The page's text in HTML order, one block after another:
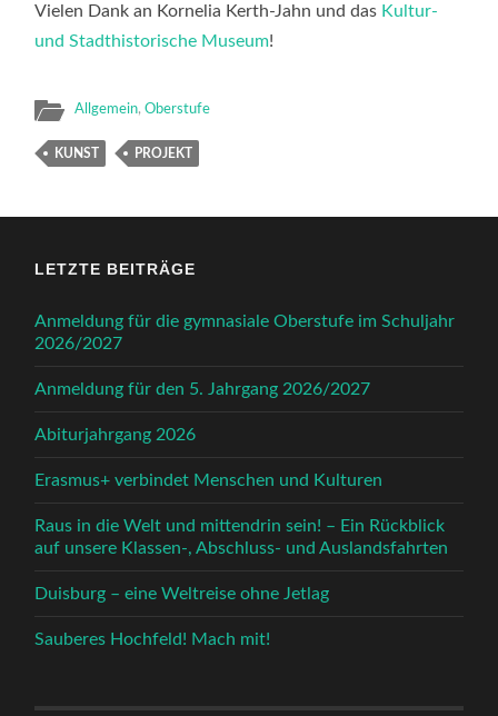
Vielen Dank an Kornelia Kerth-Jahn und das Kultur-
und Stadthistorische Museum!
Allgemein,Oberstufe
KUNST PROJEKT
LETZTE BEITRÄGE
Anmeldung für die gymnasiale Oberstufe im Schuljahr
2026/2027
Anmeldung für den 5. Jahrgang 2026/2027
Abiturjahrgang 2026
Erasmus+ verbindet Menschen und Kulturen
Raus in die Welt und mittendrin sein! – Ein Rückblick
auf unsere Klassen-, Abschluss- und Auslandsfahrten
Duisburg – eine Weltreise ohne Jetlag
Sauberes Hochfeld! Mach mit!